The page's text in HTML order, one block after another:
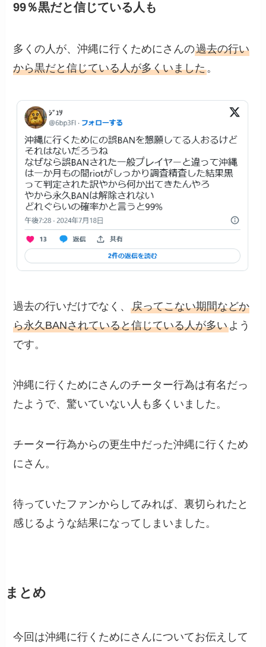
99％黒だと信じている人も
多くの人が、沖縄に行くためにさんの過去の行い
から黒だと信じている人が多くいました。
過去の行いだけでなく、戻ってこない期間などか
ら永久BANされていると信じている人が多いよう
です。
沖縄に行くためにさんのチーター行為は有名だっ
たようで、驚いていない人も多くいました。
チーター行為からの更生中だった沖縄に行くため
にさん。
待っていたファンからしてみれば、裏切られたと
感じるような結果になってしまいました。
まとめ
今回は沖縄に行くためにさんについてお伝えして